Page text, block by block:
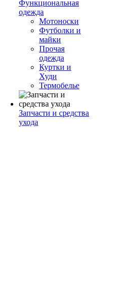
Функциональная
одежда
Мотоноски
Футболки и
майки
Прочая
одежда
Куртки и
Худи
Термобелье
Запчасти и средства
ухода